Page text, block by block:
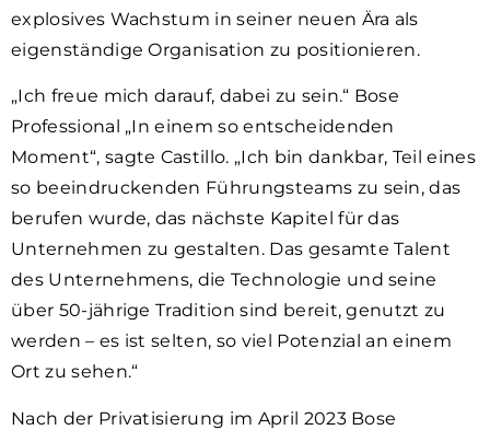
explosives Wachstum in seiner neuen Ära als
eigenständige Organisation zu positionieren.
„Ich freue mich darauf, dabei zu sein.“ Bose
Professional „In einem so entscheidenden
Moment“, sagte Castillo. „Ich bin dankbar, Teil eines
so beeindruckenden Führungsteams zu sein, das
berufen wurde, das nächste Kapitel für das
Unternehmen zu gestalten. Das gesamte Talent
des Unternehmens, die Technologie und seine
über 50-jährige Tradition sind bereit, genutzt zu
werden – es ist selten, so viel Potenzial an einem
Ort zu sehen.“
Nach der Privatisierung im April 2023 Bose